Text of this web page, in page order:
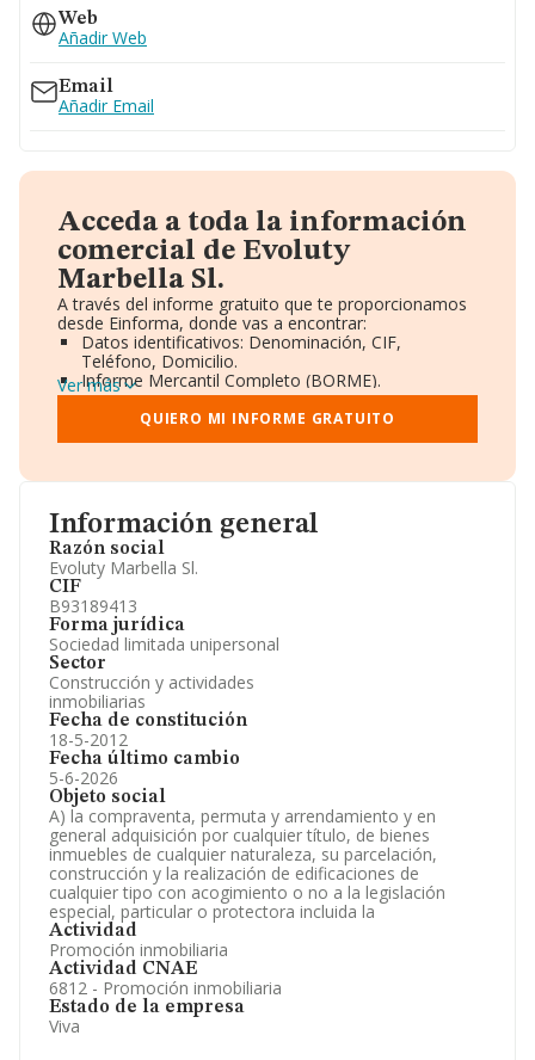
Información general
Razón social
Evoluty Marbella Sl.
CIF
B93189413
Forma jurídica
Sociedad limitada unipersonal
Sector
Construcción y actividades
inmobiliarias
Fecha de constitución
18-5-2012
Fecha último cambio
5-6-2026
Objeto social
A) la compraventa, permuta y arrendamiento y en
general adquisición por cualquier título, de bienes
inmuebles de cualquier naturaleza, su parcelación,
construcción y la realización de edificaciones de
cualquier tipo con acogimiento o no a la legislación
especial, particular o protectora incluida la
Actividad
Promoción inmobiliaria
Actividad CNAE
6812 - Promoción inmobiliaria
Estado de la empresa
Viva
Web
Añadir Web
Email
Añadir Email
Acceda a toda la información
comercial de Evoluty
Marbella Sl.
A través del informe gratuito que te proporcionamos
desde Einforma, donde vas a encontrar:
Datos identificativos: Denominación, CIF,
Teléfono, Domicilio.
Informe Mercantil Completo (BORME).
Gráficos de Evolución Ventas y Empleados.
Consejo de Administración y Administradores.
Directivos y Ejecutivos.
Información oficial y registral complementaria.
Ver más
QUIERO MI INFORME GRATUITO